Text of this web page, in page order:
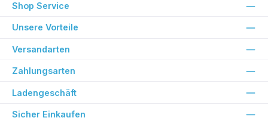
Shop Service
Unsere Vorteile
Versandarten
Zahlungsarten
Ladengeschäft
Sicher Einkaufen